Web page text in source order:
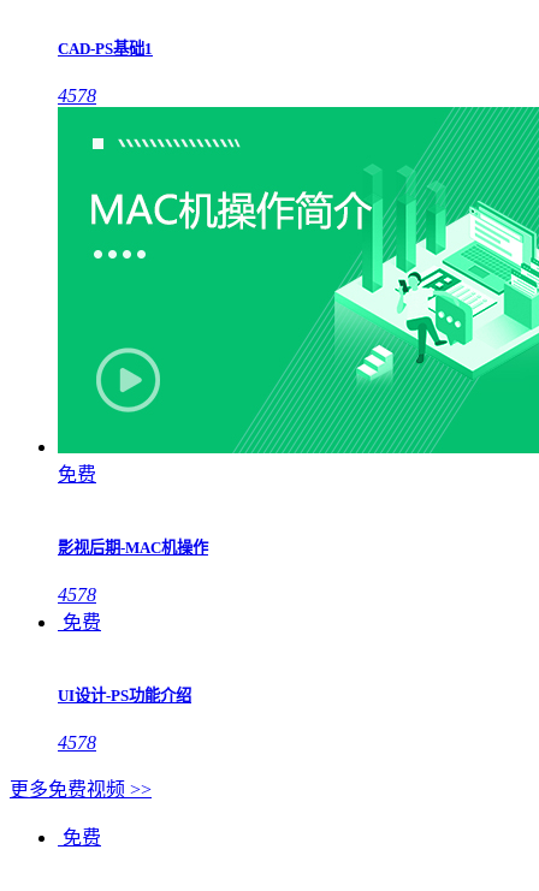
CAD-PS基础1
4578
免费
影视后期-MAC机操作
4578
免费
UI设计-PS功能介绍
4578
更多免费视频 >>
免费